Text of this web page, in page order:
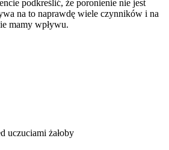
podkreślić, że poronienie nie jest
na to naprawdę wiele czynników i na
mamy wpływu.
uczuciami żałoby